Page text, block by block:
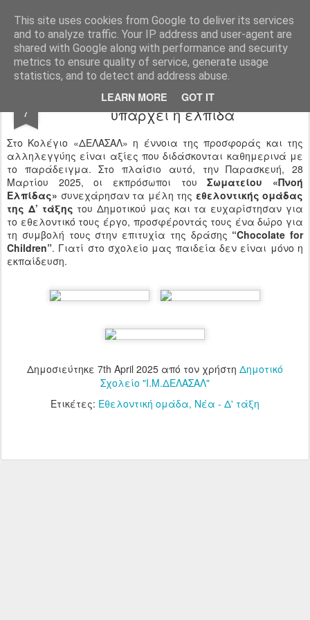
This site uses cookies from Google to deliver its services
and to analyze traffic. Your IP address and user-agent are
shared with Google along with performance and security
metrics to ensure quality of service, generate usage
statistics, and to detect and address abuse.
LEARN MORE GOT IT
Ιδιωτικό Δημοτικό Σχολείο "Ι.Μ.ΔΕΛΑΣΑΛ"
7
Όσο υπάρχει ο εθελοντισμός,
υπάρχει η ελπίδα
Στο Κολέγιο «ΔΕΛΑΣΑΛ» η έννοια της προσφοράς και της
αλληλεγγύης είναι αξίες που διδάσκονται καθημερινά με
το παράδειγμα. Στο πλαίσιο αυτό, την Παρασκευή, 28
Μαρτίου 2025, οι εκπρόσωποι τουΣωματείου «Πνοή
Ελπίδας» συνεχάρησαν τα μέλη της εθελοντικής ομάδας
της Δ’ τάξης του Δημοτικού μας και τα ευχαρίστησαν για
το εθελοντικό τους έργο, προσφέροντάς τους ένα δώρο για
τη συμβολή τους στην επιτυχία της δράσης “Chocolate for
Children”. Γιατί στο σχολείο μας παιδεία δεν είναι μόνο η
εκπαίδευση.
Δημοσιεύτηκε 7th April 2025 από τον χρήστη Δημοτικό
Σχολείο "Ι.Μ.ΔΕΛΑΣΑΛ"
Ετικέτες: Εθελοντική ομάδα Νέα - Δ' τάξη